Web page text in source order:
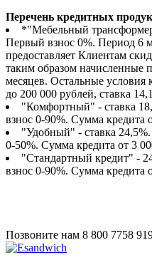
Перечень кредитных
*"Мебельный
Первый взнос 0%. Период 6
предоставляет Клиентам
таким образом начисленные
месяцев. Остальные условия
до 200 000 рублей, ставка
"Комфортный" - ставка
взнос 0-90%. Сумма кредита
"Удобный" - ставка
0-50%. Сумма кредита от 3
"Стандартный кредит" -
взнос 0-90%. Сумма кредита
Позвоните нам 8 800 7758